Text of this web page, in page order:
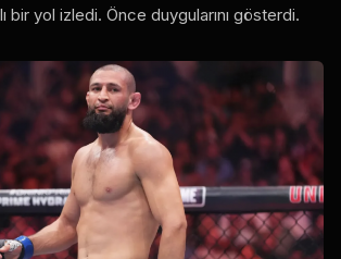
bir yol izledi. Önce duygularını gösterdi.